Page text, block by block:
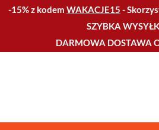
-15% z kodem WAKACJE15 -
SZYBKA
DARMOWA DOSTAWA